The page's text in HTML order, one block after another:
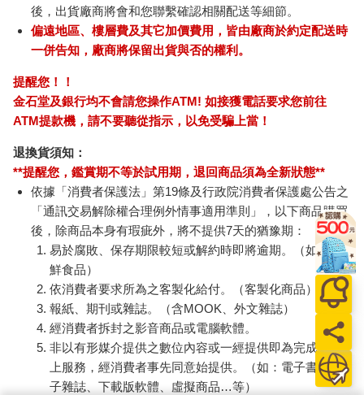
後，出貨廠商將會和您聯繫確認相關配送等細節。
偏遠地區、樓層費及其它加價費用，皆由廠商於約定配送時
一併告知，廠商將保留出貨與否的權利。
提醒您！！
金石堂及銀行均不會請您操作ATM! 如接獲電話要求您前往
ATM提款機，請不要聽從指示，以免受騙上當！
退換貨須知：
**提醒您，鑑賞期不等於試用期，退回商品須為全新狀態**
依據「消費者保護法」第19條及行政院消費者保護處公告之
「通訊交易解除權合理例外情事適用準則」，以下商品購買
後，除商品本身有瑕疵外，將不提供7天的猶豫期：
易於腐敗、保存期限較短或解約時即將逾期。（如：生
鮮食品）
依消費者要求所為之客製化給付。（客製化商品）
報紙、期刊或雜誌。（含MOOK、外文雜誌）
經消費者拆封之影音商品或電腦軟體。
非以有形媒介提供之數位內容或一經提供即為完成之線
上服務，經消費者事先同意始提供。（如：電子書、電
子雜誌、下載版軟體、虛擬商品…等）